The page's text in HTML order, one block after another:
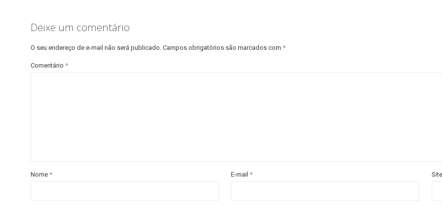
Deixe um comentário
O seu endereço de e-mail não será publicado. Campos obrigatórios são marcados com *
Comentário *
Nome * E-mail * Site